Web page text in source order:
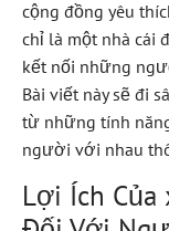
cộng đồng yêu
chỉ là một nhà cái
kết nối những
Bài viết này sẽ đi
từ những tính
người với nhau
Lợi Ích Của